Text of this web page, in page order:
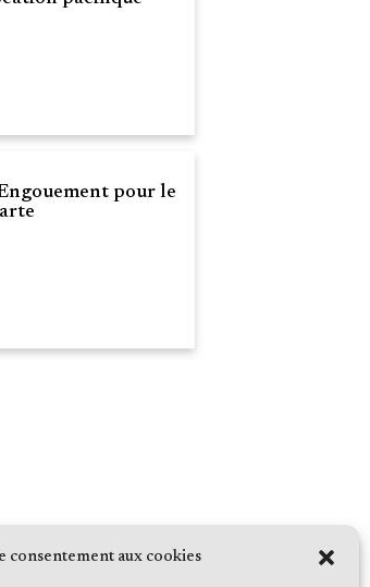
consentement aux cookies
pour le